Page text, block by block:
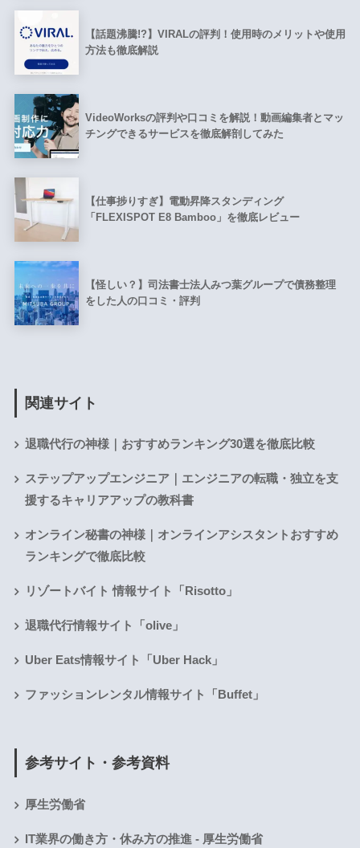
【話題沸騰!?】VIRALの評判！使用時のメリットや使用
方法も徹底解説
VideoWorksの評判や口コミを解説！動画編集者とマッ
チングできるサービスを徹底解剖してみた
【仕事捗りすぎ】電動昇降スタンディング
「FLEXISPOT E8 Bamboo」を徹底レビュー
【怪しい？】司法書士法人みつ葉グループで債務整理
をした人の口コミ・評判
関連サイト
退職代行の神様｜おすすめランキング30選を徹底比較
ステップアップエンジニア｜エンジニアの転職・独立を支
援するキャリアアップの教科書
オンライン秘書の神様｜オンラインアシスタントおすすめ
ランキングで徹底比較
リゾートバイト 情報サイト「Risotto」
退職代行情報サイト「olive」
Uber Eats情報サイト「Uber Hack」
ファッションレンタル情報サイト「Buffet」
参考サイト・参考資料
厚生労働省
IT業界の働き方・休み方の推進 - 厚生労働省